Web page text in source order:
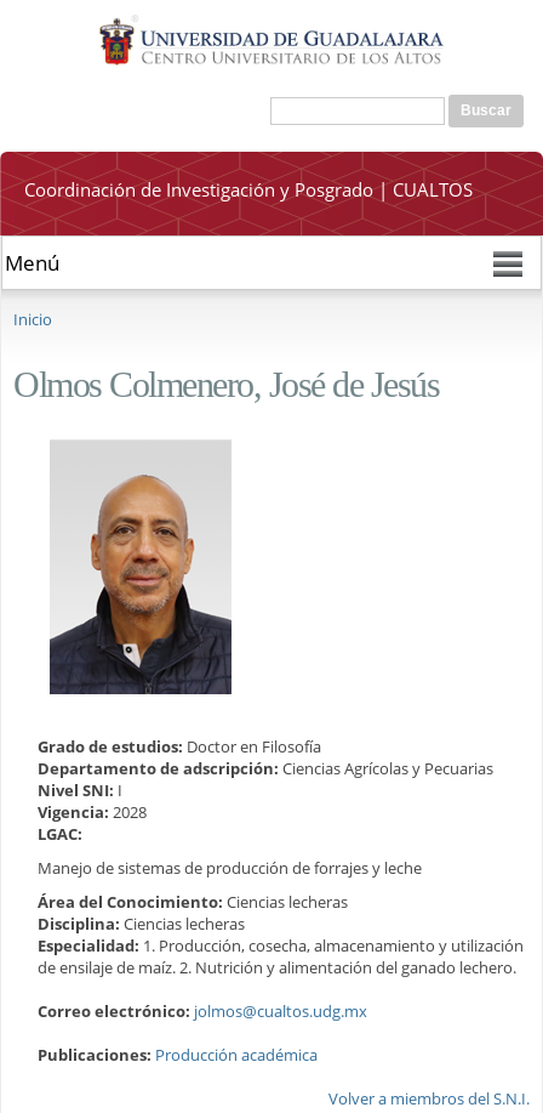
contenido
principal
Formulario de búsqueda
Buscar
Coordinación de Investigación y Posgrado | CUALTOS
Se encuentra usted aquí
Inicio
Olmos Colmenero, José de Jesús
Grado de estudios: Doctor en Filosofía
Departamento de adscripción: Ciencias Agrícolas y Pecuarias
Nivel SNI: I
Vigencia: 2028
LGAC:
Manejo de sistemas de producción de forrajes y leche
Área del Conocimiento: Ciencias lecheras
Disciplina: Ciencias lecheras
Especialidad: 1. Producción, cosecha, almacenamiento y utilización
de ensilaje de maíz. 2. Nutrición y alimentación del ganado lechero.
Correo electrónico: jolmos@cualtos.udg.mx
Publicaciones: Producción académica
Volver a miembros del S.N.I.